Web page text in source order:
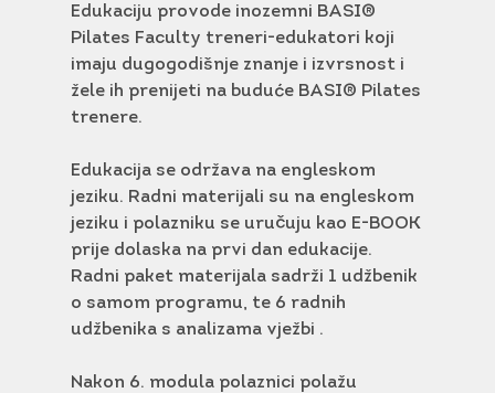
Edukaciju provode inozemni BASI®
Pilates Faculty treneri-edukatori koji
imaju dugogodišnje znanje i izvrsnost i
žele ih prenijeti na buduće BASI® Pilates
trenere.
Edukacija se održava na engleskom
jeziku. Radni materijali su na engleskom
jeziku i polazniku se uručuju kao E-BOOK
prije dolaska na prvi dan edukacije.
Radni paket materijala sadrži 1 udžbenik
o samom programu, te 6 radnih
udžbenika s analizama vježbi .
Nakon 6. modula polaznici polažu